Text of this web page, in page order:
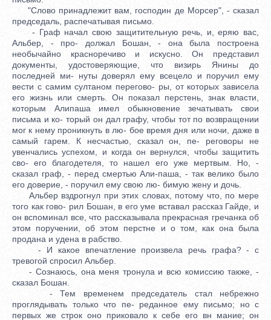
"Слово принадлежит вам, господин де Морсер", - сказал
председаль, распечатывая письмо.
- Граф начал свою защитительную речь, и, еряю вас,
Альбер, - про- должал Бошан, - она была построена
необычайно красноречиво и искусно. Он представил
документы, удостоверяющие, что визирь Янины до
последней ми- нуты доверял ему всецело и поручил ему
вести с самим султаном перегово- ры, от которых зависела
его жизнь или смерть. Он показал перстень, знак власти,
которым Алипаша имел обыкновение зечатывать свои
письма и ко- торый он дал графу, чтобы тот по возвращении
мог к нему проникнуть в лю- бое время дня или ночи, даже в
самый гарем. К несчастью, сказал он, пе- реговоры не
увенчались успехом, и когда он вернулся, чтобы защитить
сво- его благодетеля, то нашел его уже мертвым. Но, -
сказал граф, - перед смертью Али-паша, - так велико было
его доверие, - поручил ему свою лю- бимую жену и дочь.
Альбер вздрогнул при этих словах, потому что, по мере
того как гово- рил Бошан, в его уме вставал рассказ Гайде, и
он вспоминал все, что рассказывала прекрасная гречанка об
этом поручении, об этом перстне и о том, как она была
продана и удена в рабство.
- И какое впечатление произвела речь графа? - с
тревогой спросил Альбер.
- Сознаюсь, она меня тронула и всю комиссию также, -
сказал Бошан.
- Тем временем председатель стал небрежно
проглядывать только что пе- реданное ему письмо; но с
первых же строк оно приковало к себе его вн мание; он